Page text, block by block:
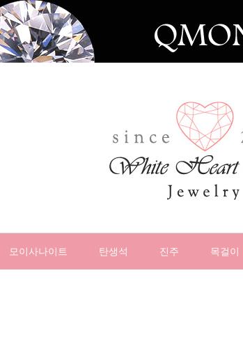
모이사나이트 탄생석 진주 목걸이